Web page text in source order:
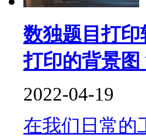
数独题目打
打印的背景图
2022-04-19
在我们日常的